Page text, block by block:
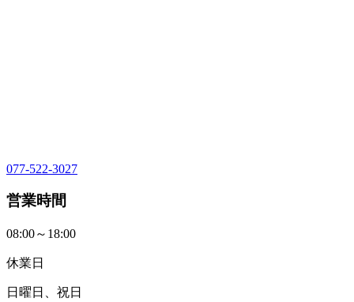
077-522-3027
営業時間
08:00～18:00
休業日
日曜日、祝日